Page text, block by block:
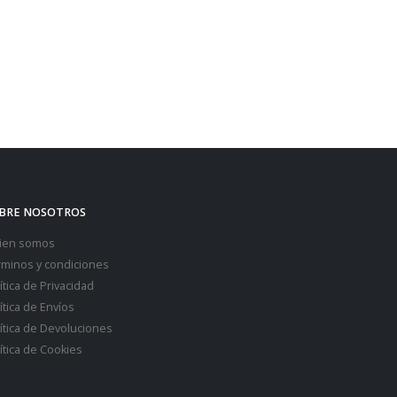
NOSOTROS
somos
y condiciones
de Privacidad
de Envíos
de Devoluciones
de Cookies